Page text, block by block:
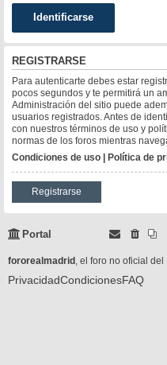
REGISTRARSE
Para autenticarte debes estar
pocos segundos y te permitirá un
Administración del sitio puede
usuarios registrados. Antes de
con nuestros términos de uso y
normas de los foros mientras
Condiciones de uso | Política de
Registrarse
Portal
fororealmadrid , el foro no oficial
PrivacidadCondicionesFAQ